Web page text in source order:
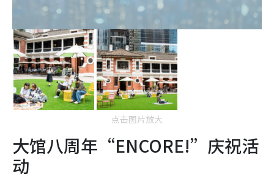
点击图片放大
大馆八周年“ENCORE!”庆祝活
动